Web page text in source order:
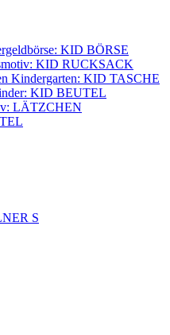
KID BÖRSE
KID RUCKSACK
Kindergarten: KID TASCHE
KID BEUTEL
LÄTZCHEN
S